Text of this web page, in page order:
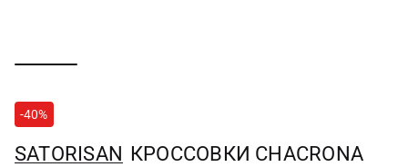
-40%
SATORISAN КРОССОВКИ CHACRONA